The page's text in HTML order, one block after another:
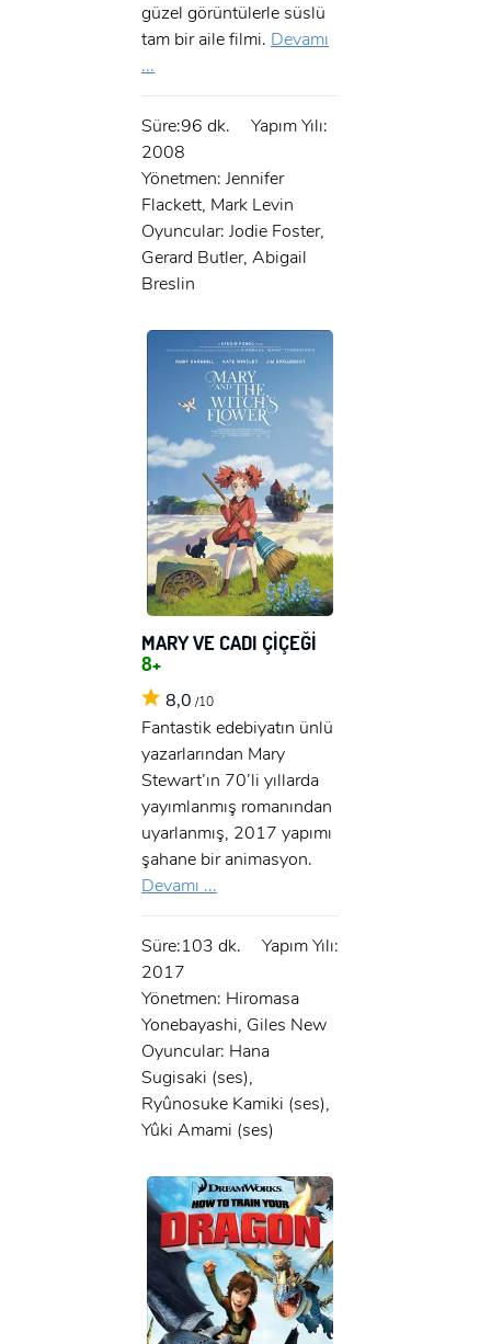
güzel görüntülerle süslü
tam bir aile filmi. Devamı
...
Süre:96 dk.
Yapım Yılı:
2008
Yönetmen: Jennifer
Flackett, Mark Levin
Oyuncular: Jodie Foster,
Gerard Butler, Abigail
Breslin
MARY VE CADI ÇİÇEĞİ
8+
8,0 /10
Fantastik edebiyatın ünlü
yazarlarından Mary
Stewart’ın 70’li yıllarda
yayımlanmış romanından
uyarlanmış, 2017 yapımı
şahane bir animasyon.
Devamı ...
Süre:103 dk.
Yapım Yılı:
2017
Yönetmen: Hiromasa
Yonebayashi, Giles New
Oyuncular: Hana
Sugisaki (ses),
Ryûnosuke Kamiki (ses),
Yûki Amami (ses)